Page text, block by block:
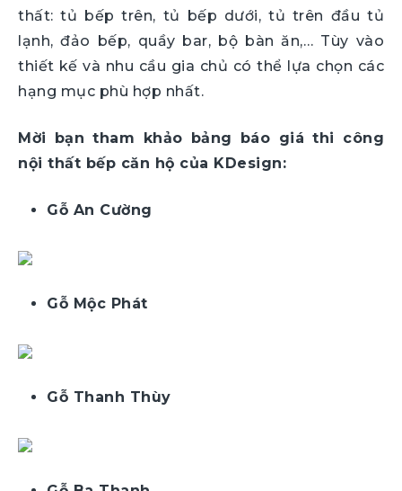
thất: tủ bếp trên, tủ bếp dưới, tủ trên đầu tủ
lạnh, đảo bếp, quầy bar, bộ bàn ăn,… Tùy vào
thiết kế và nhu cầu gia chủ có thể lựa chọn các
hạng mục phù hợp nhất.
Mời bạn tham khảo bảng báo giá thi công
nội thất bếp căn hộ của KDesign:
Gỗ An Cường
Gỗ Mộc Phát
Gỗ Thanh Thùy